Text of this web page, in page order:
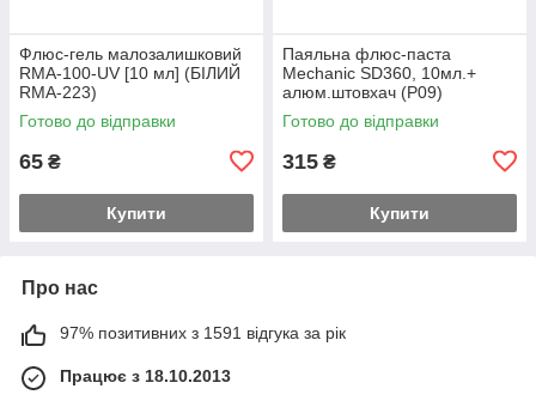
Флюс-гель малозалишковий
RMA-100-UV [10 мл] (БІЛИЙ
RMA-223)
Готово до відправки
65 ₴
Купити
Паяльна флюс-паста
Mechanic SD360, 10мл.+
алюм.штовхач (Р09)
Готово до відправки
315 ₴
Купити
Про нас
97% позитивних з 1591 відгука за рік
Працює з 18.10.2013